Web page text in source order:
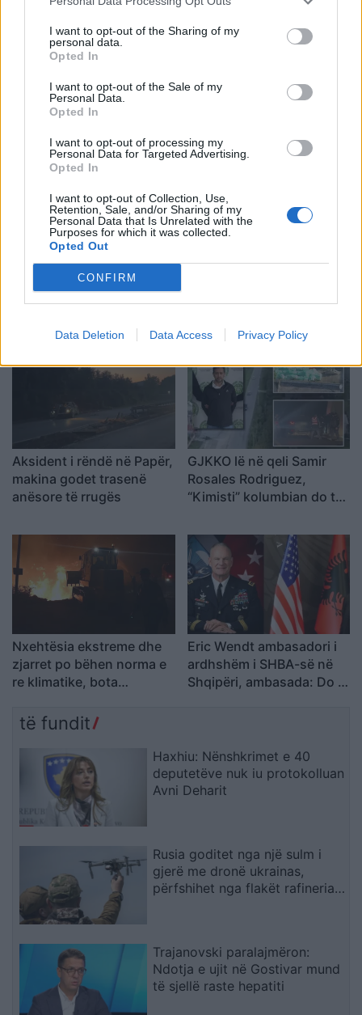
I want to opt-out of the Sharing of my
personal data.
Opted In
I want to opt-out of the Sale of my
Personal Data.
Opted In
I want to opt-out of processing my
Personal Data for Targeted Advertising.
Opted In
I want to opt-out of Collection, Use,
Retention, Sale, and/or Sharing of my
Personal Data that Is Unrelated with the
Purposes for which it was collected.
Opted Out
CONFIRM
Data Deletion Data Access Privacy Policy
Kolonë 500-metërshe në
Dheun e Bardhë, pritja në
Rusia goditet nga një
flakët rafineria dhe
plagosen 5 persona
Je mysafir, kthehu në
Shqipëri”/ Gazetari grek
përballet me sulm racist
pas paralajmërimit për
rikthimin e ideologjisë së
me Gimbo-n
Aksident i rëndë në Papër,
makina godet trasenë
anësore të rrugës
GJKKO lë në qeli Samir
Rosales Rodriguez,
“Kimisti” kolumbian do të
laboratorin e Frakullës
Nxehtësia ekstreme dhe
zjarret po bëhen norma e
re klimatike, bota
Eric Wendt ambasadori i
ardhshëm i SHBA-së në
Shqipëri, ambasada: Do të
të fundit
Haxhiu: Nënshkrimet e 40
deputetëve nuk iu protokolluan
Avni Deharit
Rusia goditet nga një sulm i
gjerë me dronë ukrainas,
përfshihet nga flakët rafineria
Trajanovski paralajmëron:
Ndotja e ujit në Gostivar mund
të sjellë raste hepatiti